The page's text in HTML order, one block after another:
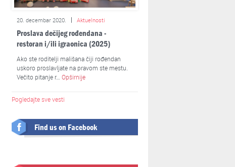
20. decembar 2020. Aktuelnosti
Proslava dečijeg rođendana -
restoran i/ili igraonica (2025)
Ako ste roditelji mališana čiji rođendan
uskoro proslavljate na pravom ste mestu.
Večito pitanje r… Opširnije
Pogledajte sve vesti
Find us on Facebook